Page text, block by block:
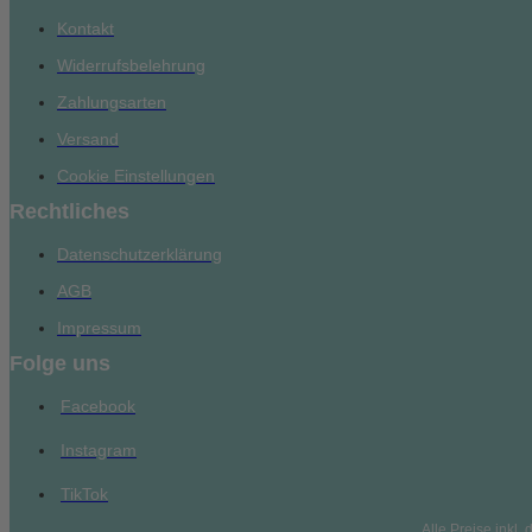
Kontakt
Widerrufsbelehrung
Zahlungsarten
Versand
Cookie Einstellungen
Rechtliches
Datenschutzerklärung
AGB
Impressum
Folge uns
Facebook
Instagram
TikTok